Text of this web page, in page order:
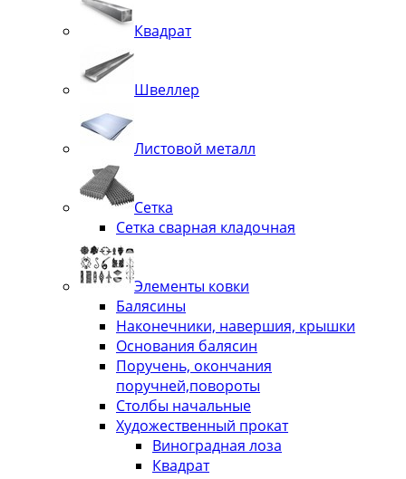
Квадрат
Швеллер
Листовой металл
Сетка
Сетка сварная кладочная
Элементы ковки
Балясины
Наконечники, навершия, крышки
Основания балясин
Поручень, окончания
поручней,повороты
Столбы начальные
Художественный прокат
Виноградная лоза
Квадрат